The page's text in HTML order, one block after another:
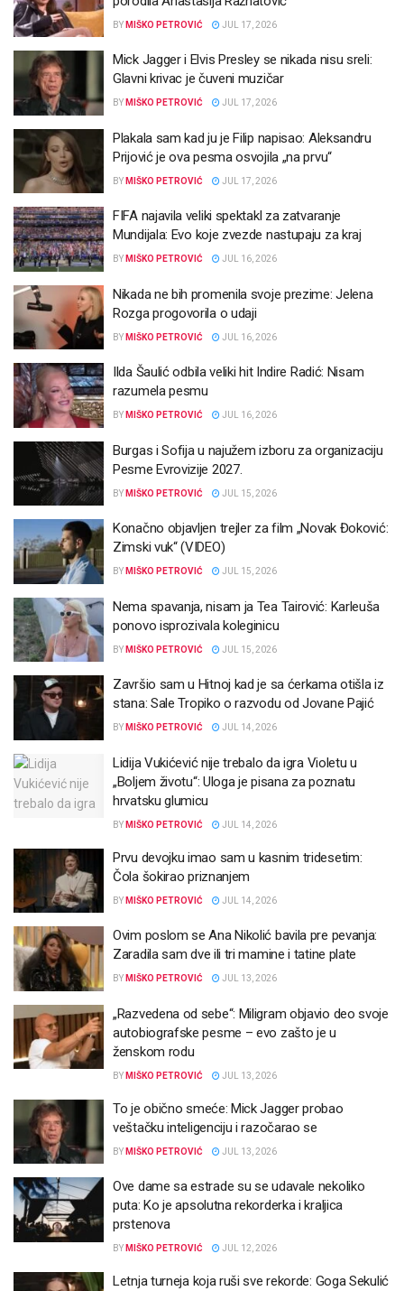
BY MIŠKO PETROVIĆ JUL 17, 2026
Mick Jagger i Elvis Presley se nikada nisu sreli:
Glavni krivac je čuveni muzičar
BY MIŠKO PETROVIĆ JUL 17, 2026
Plakala sam kad ju je Filip napisao: Aleksandru
Prijović je ova pesma osvojila „na prvu“
BY MIŠKO PETROVIĆ JUL 17, 2026
FIFA najavila veliki spektakl za zatvaranje
Mundijala: Evo koje zvezde nastupaju za kraj
BY MIŠKO PETROVIĆ JUL 16, 2026
Nikada ne bih promenila svoje prezime: Jelena
Rozga progovorila o udaji
BY MIŠKO PETROVIĆ JUL 16, 2026
Ilda Šaulić odbila veliki hit Indire Radić: Nisam
razumela pesmu
BY MIŠKO PETROVIĆ JUL 16, 2026
Burgas i Sofija u najužem izboru za organizaciju
Pesme Evrovizije 2027.
BY MIŠKO PETROVIĆ JUL 15, 2026
Konačno objavljen trejler za film „Novak Đoković:
Zimski vuk“ (VIDEO)
BY MIŠKO PETROVIĆ JUL 15, 2026
Nema spavanja, nisam ja Tea Tairović: Karleuša
ponovo isprozivala koleginicu
BY MIŠKO PETROVIĆ JUL 15, 2026
Završio sam u Hitnoj kad je sa ćerkama otišla iz
stana: Sale Tropiko o razvodu od Jovane Pajić
BY MIŠKO PETROVIĆ JUL 14, 2026
Lidija Vukićević nije trebalo da igra Violetu u
„Boljem životu“: Uloga je pisana za poznatu
hrvatsku glumicu
BY MIŠKO PETROVIĆ JUL 14, 2026
Prvu devojku imao sam u kasnim tridesetim:
Čola šokirao priznanjem
BY MIŠKO PETROVIĆ JUL 14, 2026
Ovim poslom se Ana Nikolić bavila pre pevanja:
Zaradila sam dve ili tri mamine i tatine plate
BY MIŠKO PETROVIĆ JUL 13, 2026
„Razvedena od sebe“: Miligram objavio deo svoje
autobiografske pesme – evo zašto je u
ženskom rodu
BY MIŠKO PETROVIĆ JUL 13, 2026
To je obično smeće: Mick Jagger probao
veštačku inteligenciju i razočarao se
BY MIŠKO PETROVIĆ JUL 13, 2026
Ove dame sa estrade su se udavale nekoliko
puta: Ko je apsolutna rekorderka i kraljica
prstenova
BY MIŠKO PETROVIĆ JUL 12, 2026
Letnja turneja koja ruši sve rekorde: Goga Sekulić